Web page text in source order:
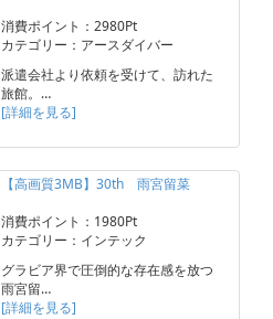
消費ポイント：2980Pt
カテゴリー：アースダイバー
派遣会社より依頼を受けて、訪れた
旅館。…
[詳細を見る]
【高画質3MB】30th 雨宮留菜
消費ポイント：1980Pt
カテゴリー：インテック
グラビア界で圧倒的な存在感を放つ
雨宮留…
[詳細を見る]